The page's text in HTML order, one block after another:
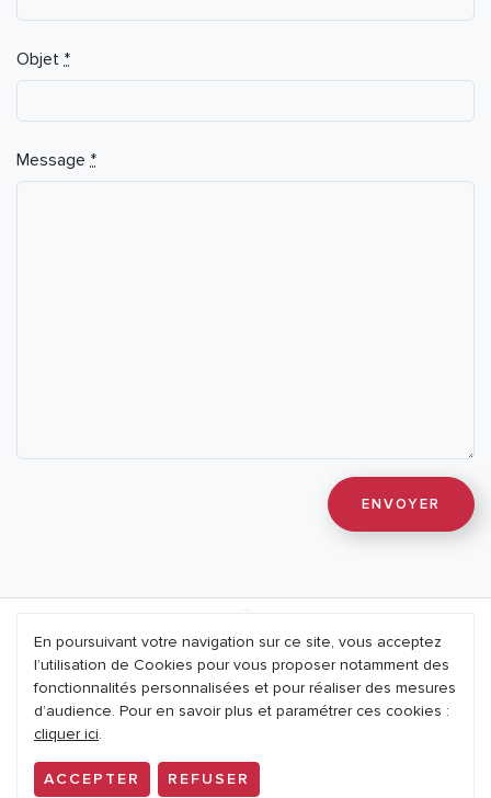
Objet *
Message *
Mentions légales
Nous contacter
Politique de confidentialité
En poursuivant votre navigation sur ce site, vous acceptez
l’utilisation de Cookies pour vous proposer notamment des
fonctionnalités personnalisées et pour réaliser des mesures
d’audience. Pour en savoir plus et paramétrer ces cookies :
cliquer ici.
ACCEPTER REFUSER